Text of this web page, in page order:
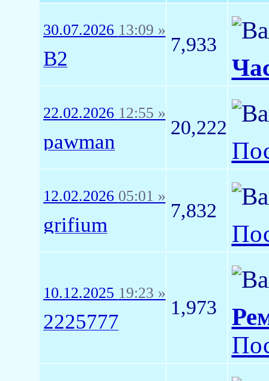
30.07.2026 13:09 »
B2
7,933
22.02.2026 12:55 »
pawman
20,222
12.02.2026 05:01 »
grifium
7,832
10.12.2025 19:23 »
2225777
1,973